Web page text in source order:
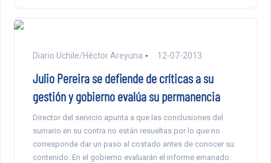
Diario Uchile/Héctor Areyuna 12-07-2013
Julio Pereira se defiende de críticas a su
gestión y gobierno evalúa su permanencia
Director del servicio apunta a que las conclusiones del
sumario en su contra no están resueltas por lo que no
corresponde dar un paso al costado antes de conocer su
contenido. En el gobierno evaluarán el informe emanado